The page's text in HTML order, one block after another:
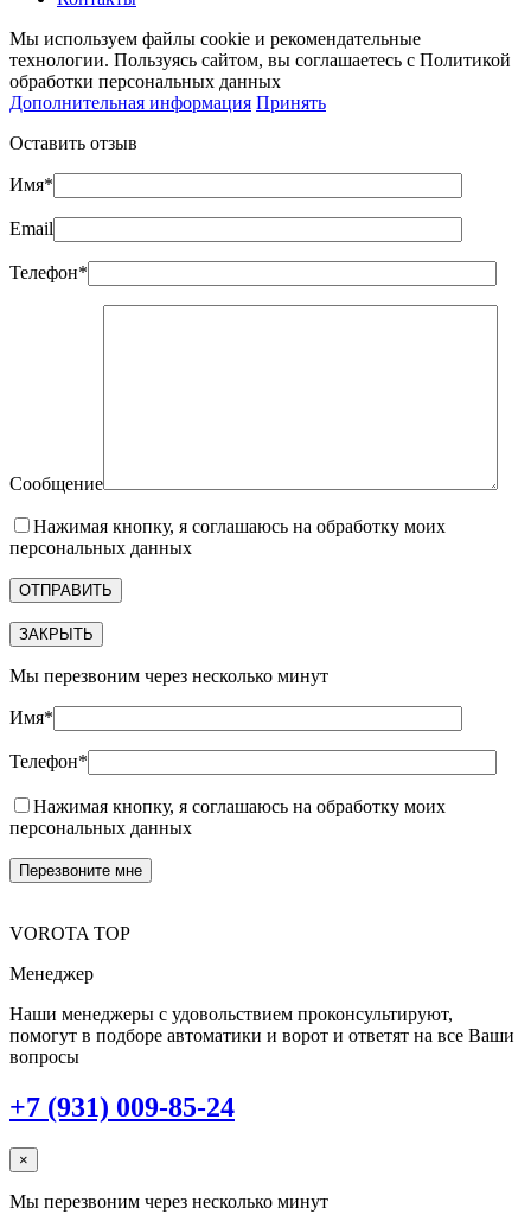
Мы используем файлы cookie и рекомендательные
технологии. Пользуясь сайтом, вы соглашаетесь с Политикой
обработки персональных данных
Дополнительная информация Принять
Оставить отзыв
Имя*
Email
Телефон*
Сообщение
Нажимая кнопку, я соглашаюсь на обработку моих
персональных данных
ЗАКРЫТЬ
Мы перезвоним через несколько минут
Имя*
Телефон*
Нажимая кнопку, я соглашаюсь на обработку моих
персональных данных
VOROTA TOP
Менеджер
Наши менеджеры с удовольствием проконсультируют,
помогут в подборе автоматики и ворот и ответят на все Ваши
вопросы
+7 (931) 009-85-24
×
Мы перезвоним через несколько минут